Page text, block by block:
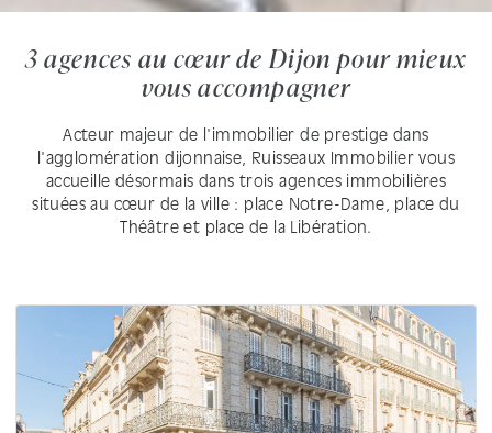
3 agences au cœur de Dijon pour mieux
vous accompagner
Acteur majeur de l'immobilier de prestige dans
l'agglomération dijonnaise, Ruisseaux Immobilier vous
accueille désormais dans trois agences immobilières
situées au cœur de la ville : place Notre-Dame, place du
Théâtre et place de la Libération.